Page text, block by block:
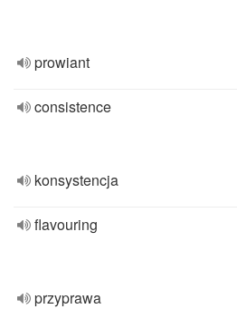
prowiant
consistence
konsystencja
flavouring
przyprawa